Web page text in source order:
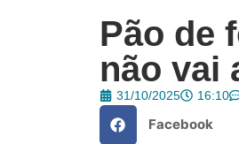
Pão de
não vai
31/10/2025 16:10
Facebook